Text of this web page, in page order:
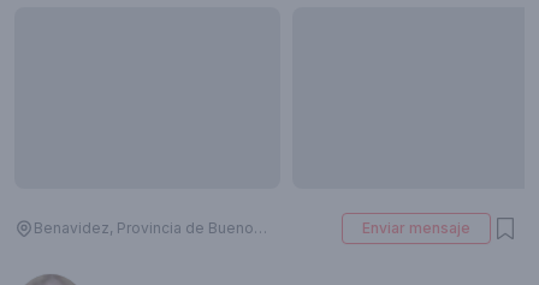
Benavidez, Provincia de Buenos Aires, Argentina Enviar mensaje